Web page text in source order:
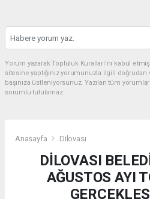
Yorum yazarak Topluluk Kuralları’nı kabul
sitesine yaptığınız yorumunuzla ilgili
başınıza üstleniyorsunuz. Yazılan tüm
sorumlu tutulamaz.
Anasayfa Dilovası
DİLOVASI
AĞUSTOS AYI